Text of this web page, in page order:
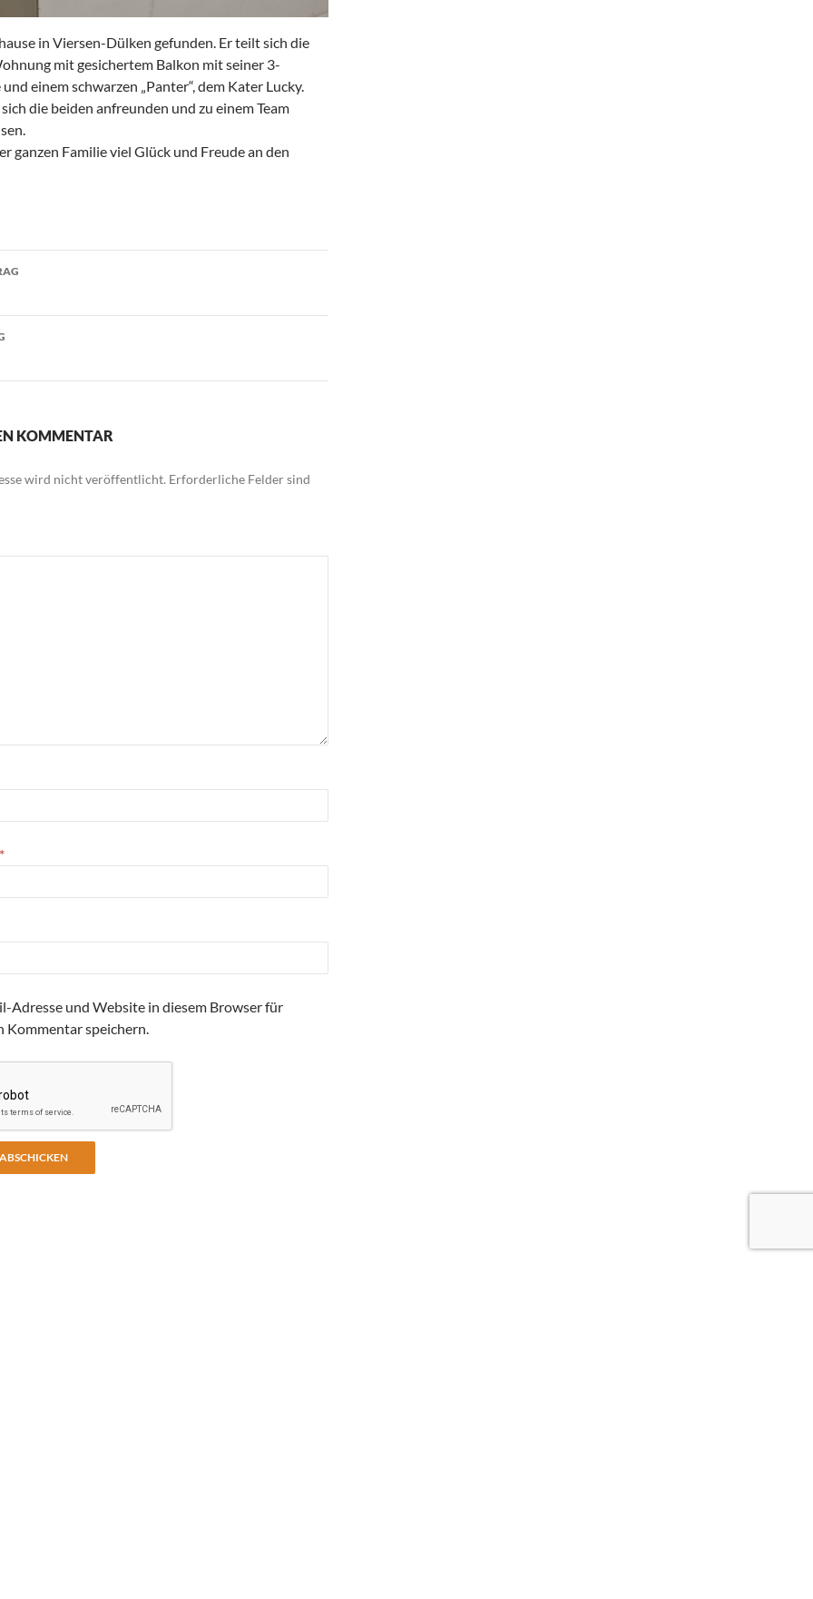
in Viersen-Dülken gefunden. Er teilt sich die
mit gesichertem Balkon mit seiner 3-
einem schwarzen „Panter“, dem Kater Lucky.
die beiden anfreunden und zu einem Team
ganzen Familie viel Glück und Freude an den
KOMMENTAR
wird nicht veröffentlicht. Erforderliche Felder sind
*
Adresse und Website in diesem Browser für
Kommentar speichern.